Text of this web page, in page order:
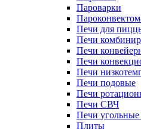
Пароварки
Печи для
Печи
Печи
Печи
Печи
Печи подовые
Печи
Печи СВЧ
Печи
Плиты